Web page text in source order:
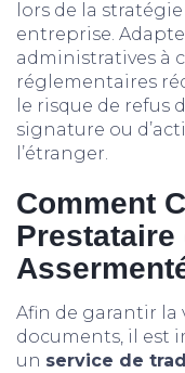
lors de la
entreprise.
administratives à
réglementaires
le risque de refus
signature ou
l’étranger.
Comment
Prestataire
Afin de garantir la
documents, il est
un service de